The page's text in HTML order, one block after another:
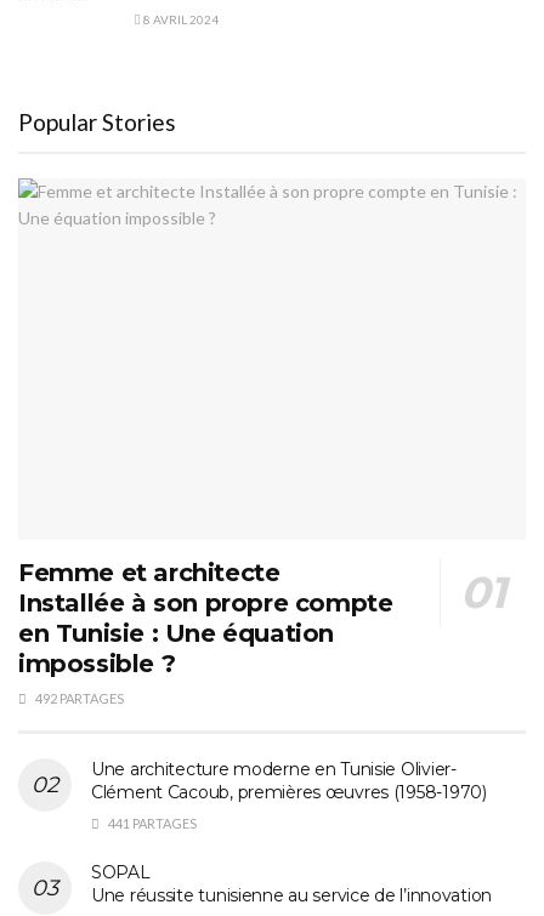
8 AVRIL 2024
Popular Stories
Femme et architecte
Installée à son propre compte
en Tunisie : Une équation
impossible ?
492 PARTAGES
Une architecture moderne en Tunisie Olivier-
Clément Cacoub, premières œuvres (1958-1970)
441 PARTAGES
SOPAL
Une réussite tunisienne au service de l’innovation